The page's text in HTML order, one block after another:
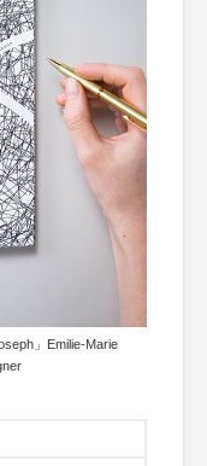
」Emilie-Marie